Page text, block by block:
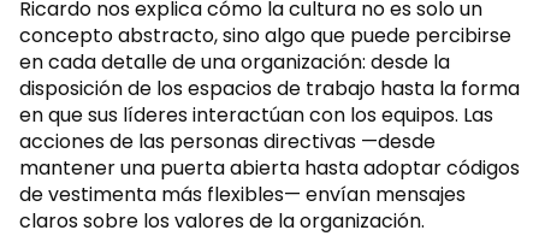
Ricardo nos explica cómo la cultura no es solo un
concepto abstracto, sino algo que puede percibirse
en cada detalle de una organización: desde la
disposición de los espacios de trabajo hasta la forma
en que sus líderes interactúan con los equipos. Las
acciones de las personas directivas —desde
mantener una puerta abierta hasta adoptar códigos
de vestimenta más flexibles— envían mensajes
claros sobre los valores de la organización.